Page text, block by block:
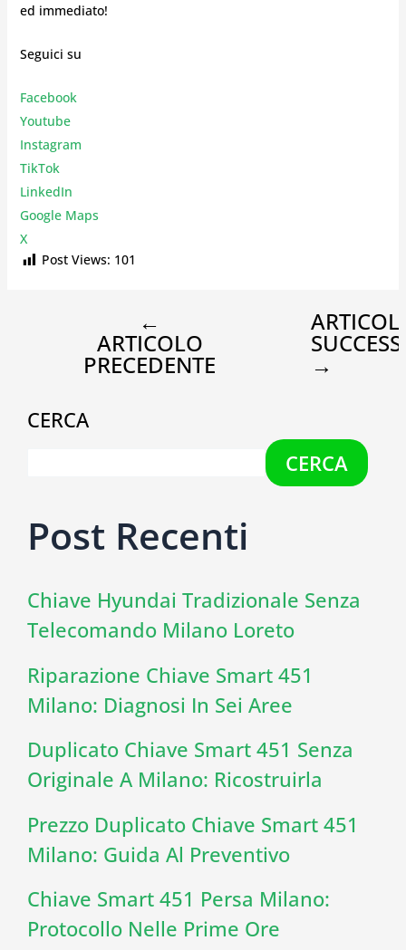
ed immediato!
Seguici su
Facebook
Youtube
Instagram
TikTok
LinkedIn
Google Maps
X
Post Views: 101
←
ARTICOLO
PRECEDENTE →
CERCA
CERCA
Post Recenti
Chiave Hyundai Tradizionale Senza
Telecomando Milano Loreto
Riparazione Chiave Smart 451
Milano: Diagnosi In Sei Aree
Duplicato Chiave Smart 451 Senza
Originale A Milano: Ricostruirla
Prezzo Duplicato Chiave Smart 451
Milano: Guida Al Preventivo
Chiave Smart 451 Persa Milano:
Protocollo Nelle Prime Ore